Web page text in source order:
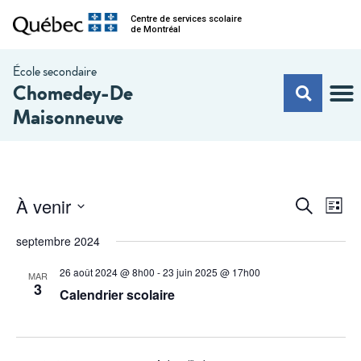
Centre de services scolaire
de Montréal
École secondaire
Chomedey-De
Maisonneuve
Recherche
de
Liste
À venir
une
date.
septembre 2024
MAR
3
26 août 2024 @ 8h00 -23 juin 2025 @ 17h00
Calendrier scolaire